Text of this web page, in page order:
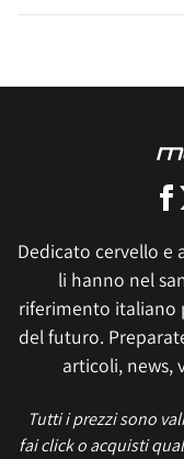
Dedicato cervello e
li hanno nel
riferimento italiano
del futuro.
articoli, news,
Tutti i prezzi sono
fai click o acquisti